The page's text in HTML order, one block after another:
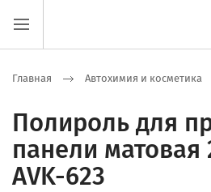
Главная Автохимия и косметика
Полироль для
панели матовая
AVK-623